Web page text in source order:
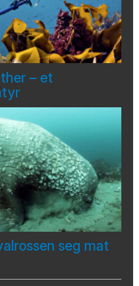
– et
seg mat